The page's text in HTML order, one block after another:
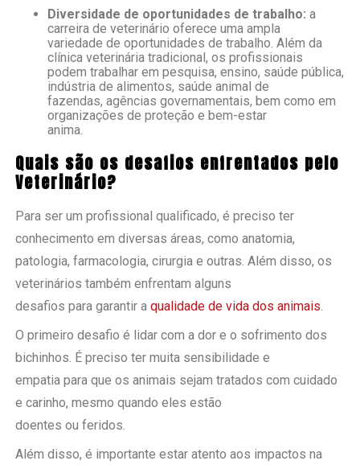
Diversidade de oportunidades de trabalho: a
carreira de veterinário oferece uma ampla
variedade de oportunidades de trabalho. Além da
clínica veterinária tradicional, os profissionais
podem trabalhar em pesquisa, ensino, saúde pública,
indústria de alimentos, saúde animal de
fazendas, agências governamentais, bem como em
organizações de proteção e bem-estar
anima.
Quais são os desafios enfrentados pelo
Veterinário?
Para ser um profissional qualificado, é preciso ter
conhecimento em diversas áreas, como anatomia,
patologia, farmacologia, cirurgia e outras. Além disso, os
veterinários também enfrentam alguns
desafios para garantir aqualidade de vida dos animais.
O primeiro desafio é lidar com a dor e o sofrimento dos
bichinhos. É preciso ter muita sensibilidade e
empatia para que os animais sejam tratados com cuidado
e carinho, mesmo quando eles estão
doentes ou feridos.
Além disso, é importante estar atento aos impactos na